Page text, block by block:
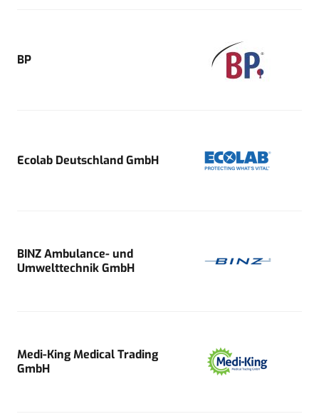
BP
Ecolab Deutschland GmbH
BINZ Ambulance- und
Umwelttechnik GmbH
Medi-King Medical Trading
GmbH